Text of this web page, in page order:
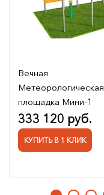
Вечная
Метеорологическая
площадка Мини-1
333 120 руб.
КУПИТЬ В 1 КЛИК